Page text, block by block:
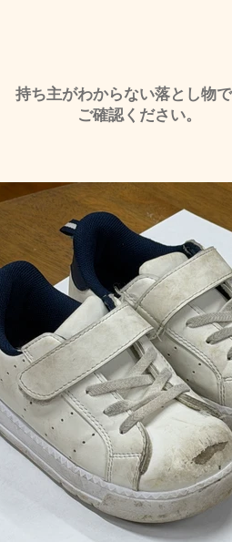
持ち主がわからない落とし物で
ご確認ください。